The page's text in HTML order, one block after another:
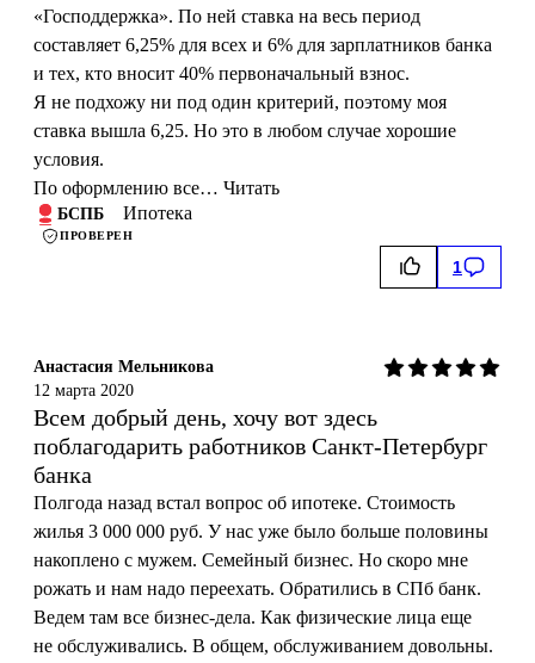
«Господдержка». По ней ставка на весь период
составляет 6,25% для всех и 6% для зарплатников банка
и тех, кто вносит 40% первоначальный взнос.
Я не подхожу ни под один критерий, поэтому моя
ставка вышла 6,25. Но это в любом случае хорошие
условия.
По оформлению все… Читать
БСПБ Ипотека
ПРОВЕРЕН
1
Анастасия Мельникова
12 марта 2020
Всем добрый день, хочу вот здесь
поблагодарить работников Санкт-Петербург
банка
Полгода назад встал вопрос об ипотеке. Стоимость
жилья 3 000 000 руб. У нас уже было больше половины
накоплено с мужем. Семейный бизнес. Но скоро мне
рожать и нам надо переехать. Обратились в СПб банк.
Ведем там все бизнес-дела. Как физические лица еще
не обслуживались. В общем, обслуживанием довольны.